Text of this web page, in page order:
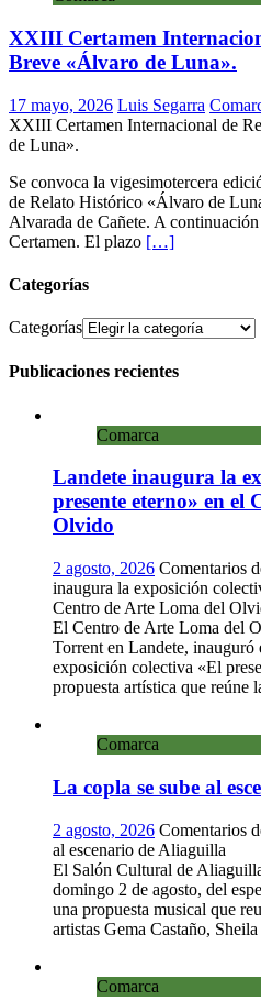
XXIII Certamen
Breve «Álvaro de Luna».
17 mayo, 2026 Luis Segarra
XXIII Certamen Internacional de
de Luna».
Se convoca la vigesimotercera
de Relato Histórico «Álvaro de
Alvarada de Cañete. A
Certamen. El plazo […]
Categorías
Categorías
Publicaciones recientes
Comarca
Landete inaugura la
presente eterno» en el
Olvido
2 agosto, 2026 Comentarios
inaugura la exposición
Centro de Arte Loma del
El Centro de Arte Loma del
Torrent en Landete, inauguró
exposición colectiva «El
propuesta artística que reúne
Comarca
La copla se sube al
2 agosto, 2026 Comentarios
al escenario de Aliaguilla
El Salón Cultural de
domingo 2 de agosto, del
una propuesta musical que
artistas Gema Castaño,
Comarca